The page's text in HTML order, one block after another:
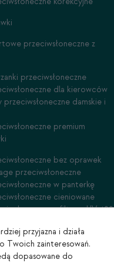
przeciwsłoneczne z
przeciwsłoneczne
dla kierowców
przeciwsłoneczne damskie i
premium
bez oprawek
przeciwsłoneczne
w panterkę
cieniowane
z filtrem UV 400
przyjazna i działa
Twoich zainteresowań.
dopasowane do